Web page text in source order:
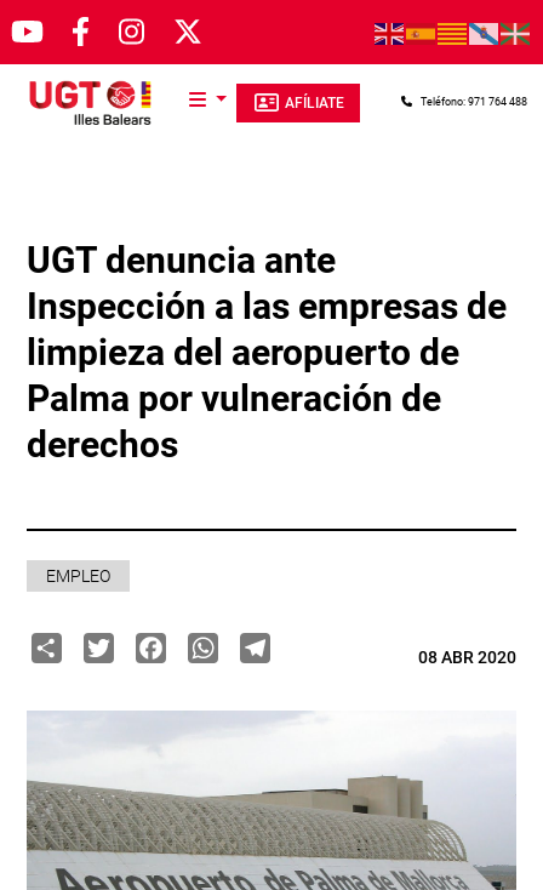
Pasar al contenido principal
AFÍLIATE Teléfono: 971 764 488
UGT denuncia ante
Inspección a las empresas de
limpieza del aeropuerto de
Palma por vulneración de
derechos
EMPLEO
ShareTwitterFacebook
WhatsApp
Telegram08 ABR 2020